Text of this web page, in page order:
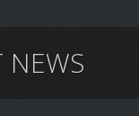
NEWS